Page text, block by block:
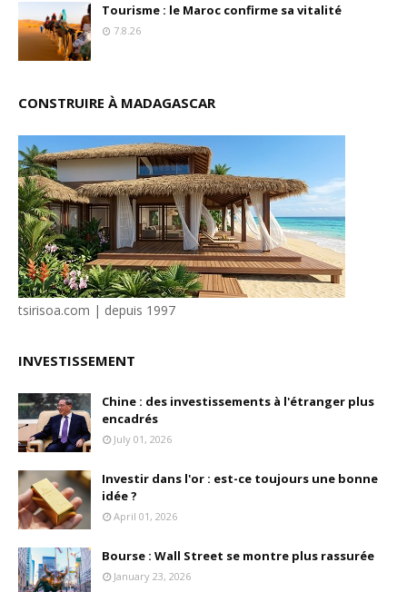
Tourisme : le Maroc confirme sa vitalité
7.8.26
CONSTRUIRE À MADAGASCAR
tsirisoa.com | depuis 1997
INVESTISSEMENT
Chine : des investissements à l'étranger plus
encadrés
July 01, 2026
Investir dans l'or : est-ce toujours une bonne
idée ?
April 01, 2026
Bourse : Wall Street se montre plus rassurée
January 23, 2026